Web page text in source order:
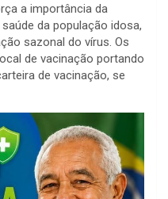
a importância da
da população idosa,
sazonal do vírus. Os
de vacinação portando
de vacinação, se